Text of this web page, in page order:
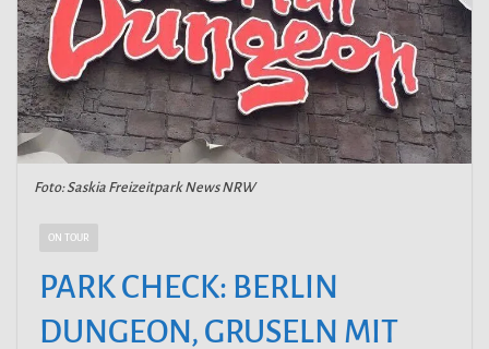
Foto: Saskia Freizeitpark News NRW
ON TOUR
PARK CHECK: BERLIN
DUNGEON, GRUSELN MIT